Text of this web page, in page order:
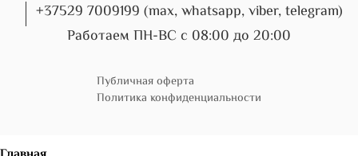
+37529 7009199 (max, whatsapp, viber, telegram)
Работаем ПН-ВС с 08:00 до 20:00
Публичная оферта
Политика конфиденциальности